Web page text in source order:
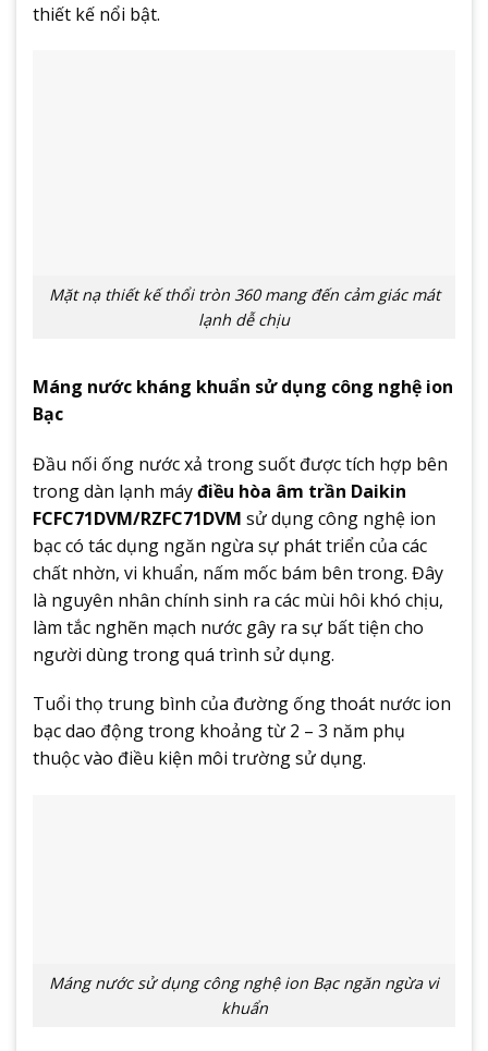
thiết kế nổi bật.
Mặt nạ thiết kế thổi tròn 360 mang đến cảm giác mát
lạnh dễ chịu
Máng nước kháng khuẩn sử dụng công nghệ ion
Bạc
Đầu nối ống nước xả trong suốt được tích hợp bên
trong dàn lạnh máyđiều hòa âm trần Daikin
FCFC71DVM/RZFC71DVM sử dụng công nghệ ion
bạc có tác dụng ngăn ngừa sự phát triển của các
chất nhờn, vi khuẩn, nấm mốc bám bên trong. Đây
là nguyên nhân chính sinh ra các mùi hôi khó chịu,
làm tắc nghẽn mạch nước gây ra sự bất tiện cho
người dùng trong quá trình sử dụng.
Tuổi thọ trung bình của đường ống thoát nước ion
bạc dao động trong khoảng từ 2 – 3 năm phụ
thuộc vào điều kiện môi trường sử dụng.
Máng nước sử dụng công nghệ ion Bạc ngăn ngừa vi
khuẩn